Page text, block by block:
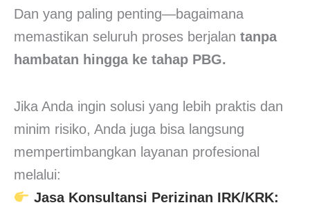
Dan yang paling penting—bagaimana
memastikan seluruh proses berjalan tanpa
hambatan hingga ke tahap PBG.
Jika Anda ingin solusi yang lebih praktis dan
minim risiko, Anda juga bisa langsung
mempertimbangkan layanan profesional
melalui:
Jasa Konsultansi Perizinan IRK/KRK: